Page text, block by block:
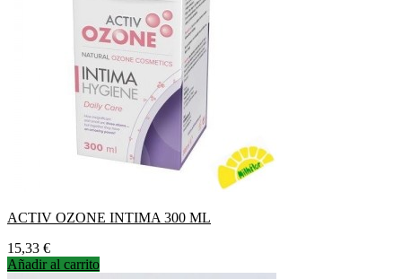
ACTIV OZONE INTIMA 300 ML
Precio
15,33 €
Añadir al carrito